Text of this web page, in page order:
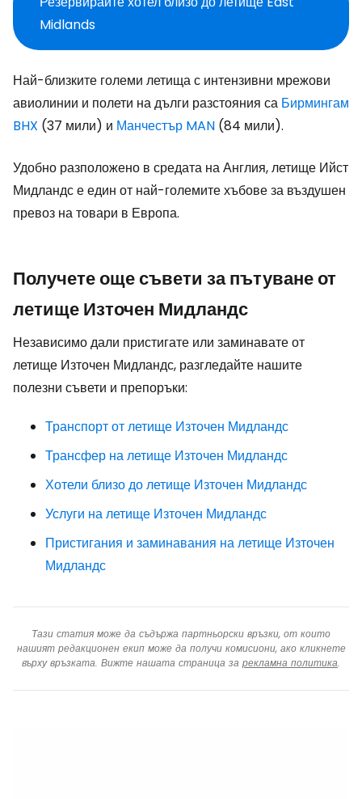
Midlands
Най-близките големи летища с интензивни мрежови
авиолинии и полети на дълги разстояния са Бирмингам
BHX (37 мили) и Манчестър MAN (84 мили).
Удобно разположено в средата на Англия, летище Ийст
Мидландс е един от най-големите хъбове за въздушен
превоз на товари в Европа.
Получете още съвети за пътуване от
летище Източен Мидландс
Независимо дали пристигате или заминавате от
летище Източен Мидландс, разгледайте нашите
полезни съвети и препоръки:
Транспорт от летище Източен Мидландс
Трансфер на летище Източен Мидландс
Хотели близо до летище Източен Мидландс
Услуги на летище Източен Мидландс
Пристигания и заминавания на летище Източен
Мидландс
Тази статия може да съдържа партньорски връзки, от които
нашият редакционен екип може да получи комисиони, ако кликнете
върху връзката. Вижте нашата страница за рекламна политика.